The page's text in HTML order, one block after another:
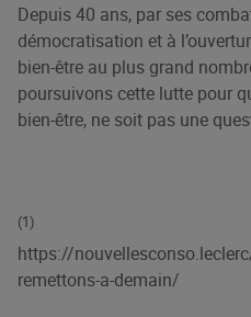
Depuis 40 ans, par ses
démocratisation et à
bien-être au plus grand
poursuivons cette lutte pour
bien-être, ne soit pas une
(1)
https://
remettons-a-demain/